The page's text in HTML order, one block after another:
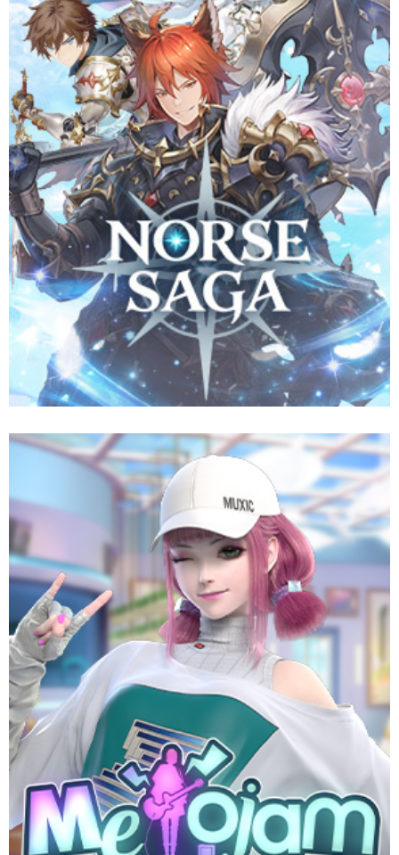
ออกผจญภัยเหนือตำนานในโลกแฟนตาซี ร่วมต่อสู้เคียงบ่าเคียงไหล่กับ
คู่หูสุดคิวท์ และผนึกกำลังกับเทพธิดาแห่งโชคชะตาเพื่อปกป้อง
อาณาจักร Aesir จากมหันตภัยวันสิ้นโลก
Website
Pre-Register
ที่สุดของเกมดนตรีที่ใครๆก็ต้องแจม ฟอร์มวงโลดแล่นไปในโลกแห่ง
ดนตรี กับเพลงฮิตติดชาร์ตกว่า 100 เพลง มันส์ครบทุกแนว MELOJAM
มันส์ทุก BEAT กรี๊ดทุก MELODY เพราะดนตรีเป็นได้ทุกสิ่ง
Website
Download